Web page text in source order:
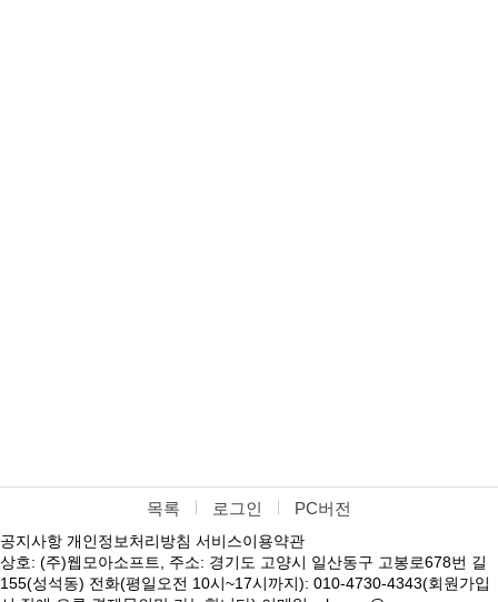
목록 로그인 PC버전
공지사항 개인정보처리방침 서비스이용약관
상호: (주)웹모아소프트, 주소: 경기도 고양시 일산동구 고봉로678번 길
155(성석동) 전화(평일오전 10시~17시까지): 010-4730-4343(회원가입